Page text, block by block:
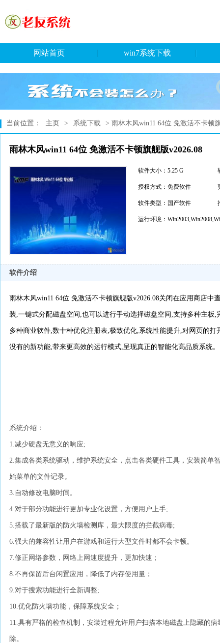
网站首页 win7系统下载
当前位置： 主页 > 系统下载 > 雨林木风win11 64位 免激活不卡顿
雨林木风win11 64位 免激活不卡顿旗舰版v2026.08
软件大小：5.25 G
授权方式：免费软件
软件类型：国产软件
运行环境：
软件介绍
雨林木风win11 64位 免激活不卡顿旗舰版v2026.08关闭在应用商店中
装,一键式分配磁盘空间,也可以进行手动选择磁盘空间,支持多种主板
多种商业软件,数十种优化注册表,极致优化,系统性能提升,对网页的
没有的新功能,带来更高效的运行模式,呈现真正的智能化高品质系统。
系统介绍：
1.减少硬盘无意义的响应;
2.集成各类系统驱动，维护系统安全，点击各类硬件工具，安装简单
始菜单的文件记录。
3.自动修改电脑时间。
4.对于部分功能进行更加专业化设置，方便用户上手;
5.搭载了最新版的防火墙检测库，最大限度的拦截病毒;
6.强大的兼容性让用户在游戏和运行大型文件时都不会卡顿。
7.修正网络参数，网络上网速度提升，更加快速；
8.不再保留后台闲置应用，降低了内存使用量；
9.对于搜索功能进行全新调整;
10.优化防火墙功能，保障系统安全；
11.具有严格的检查机制，安装过程允许用户扫描本地磁盘上隐藏的
除。